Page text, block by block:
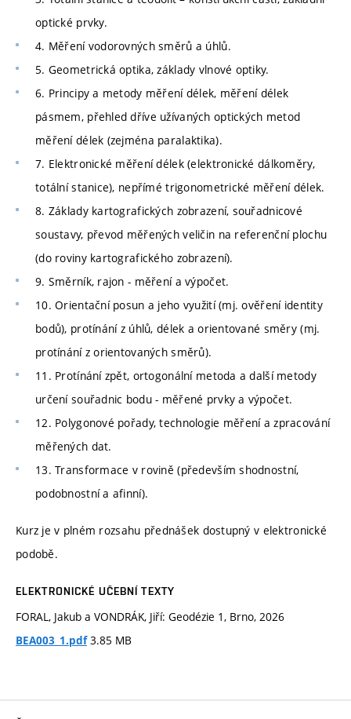
optické prvky.
4. Měření vodorovných směrů a úhlů.
5. Geometrická optika, základy vlnové optiky.
6. Principy a metody měření délek, měření délek
pásmem, přehled dříve užívaných optických metod
měření délek (zejména paralaktika).
7. Elektronické měření délek (elektronické dálkoměry,
totální stanice), nepřímé trigonometrické měření délek.
8. Základy kartografických zobrazení, souřadnicové
soustavy, převod měřených veličin na referenční plochu
(do roviny kartografického zobrazení).
9. Směrník, rajon - měření a výpočet.
10. Orientační posun a jeho využití (mj. ověření identity
bodů), protínání z úhlů, délek a orientované směry (mj.
protínání z orientovaných směrů).
11. Protínání zpět, ortogonální metoda a další metody
určení souřadnic bodu - měřené prvky a výpočet.
12. Polygonové pořady, technologie měření a zpracování
měřených dat.
13. Transformace v rovině (především shodnostní,
podobnostní a afinní).
Kurz je v plném rozsahu přednášek dostupný v elektronické
podobě.
ELEKTRONICKÉ UČEBNÍ TEXTY
FORAL, Jakub a VONDRÁK, Jiří: Geodézie 1, Brno, 2026
BEA003_1.pdf3.85 MB